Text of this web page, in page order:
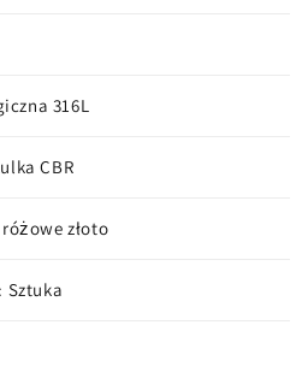
316L
CBR
różowe złoto
Sztuka